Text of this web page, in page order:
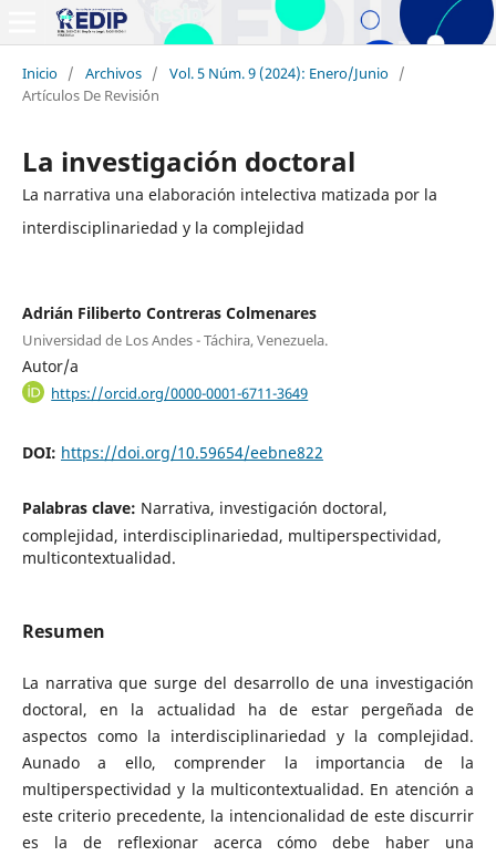
Inicio / Archivos / Vol. 5 Núm. 9 (2024): Enero/Junio /
Artículos De Revisi´ón
La investigación doctoral
La narrativa una elaboración intelectiva matizada por la
interdisciplinariedad y la complejidad
Adrián Filiberto Contreras Colmenares
Universidad de Los Andes - Táchira, Venezuela.
Autor/a
https://orcid.org/0000-0001-6711-3649
DOI: https://doi.org/10.59654/eebne822
Palabras clave: Narrativa, investigación doctoral,
complejidad, interdisciplinariedad, multiperspectividad,
multicontextualidad.
Resumen
La narrativa que surge del desarrollo de una investigación
doctoral, en la actualidad ha de estar pergeñada de
aspectos como la interdisciplinariedad y la complejidad.
Aunado a ello, comprender la importancia de la
multiperspectividad y la multicontextualidad. En atención a
este criterio precedente, la intencionalidad de este discurrir
es la de reflexionar acerca cómo debe haber una